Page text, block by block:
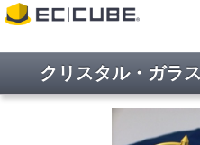
クリスタル・ガラ